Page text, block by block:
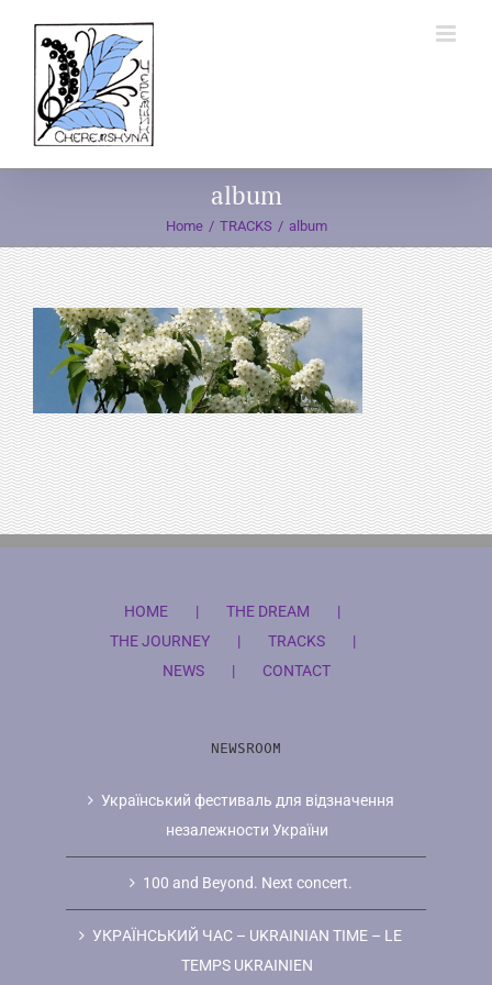
content
album
Home TRACKS album
HOME
THE DREAM
THE JOURNEY
TRACKS
NEWS
CONTACT
NEWSROOM
Український фестиваль для відзначення
незалежности України
100 and Beyond. Next concert.
УКРAЇНCЬКИЙ ЧAC – UKRAINIAN TIME – LE
TEMPS UKRAINIEN